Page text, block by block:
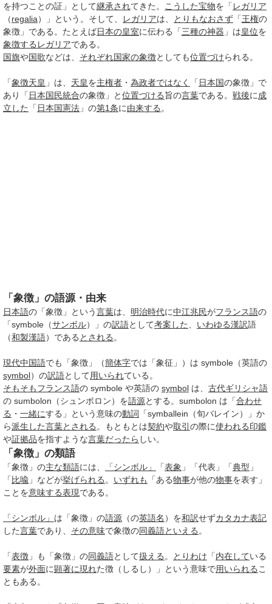
を持つことの証」として継承されてきた。 こうした宝物を「 レガリア
（regalia）」という。そして、 レガリアは、 とりもなおさず 「王権の
象徴」である。たとえば日本の皇室に伝わる「三種の神器 」は皇位を
象徴する レガリアである。
国旗や国歌などは、 それぞれ国家の象徴としても位置づけられる。
「象徴天皇 」は、 天皇を主権者 ・ 為政者ではなく 「 日本国の象徴」で
あり「 日本国民統合の象徴」と位置づける 旨の言葉である。 戦後に成
立した
「 日本国憲法 」の第1条に由来する 。
「象徴」の語源・由来
日本語の「象徴」という言葉は、 明治時代に中江兆民がフランス語の
「symbole（サンボル）」の訳語として考案した いわゆる漢訳語
（和製漢語）である とされる 。
現代中国語でも「象徴」（簡体字では「象征」）は symbole（英語の
symbol）の訳語として用いられている。
そもそもフランス語の symbole や英語の symbol は、 古代ギリシャ語
の sumbolon（シュンボロン）を語源とする。sumbolon は「合わせ
る ・ 一緒にする」という意味の動詞 「symballein（旬バレイン）」か
ら派生した言葉とされる 。もともとは契約や取引 の際に使われる印鑑
や証拠品を指すような言葉だったら しい。
「象徴」の類語
「象徴」の主な類語には、 「シンボル」 「表象 」「代表」「典型 」
「 比喩 」などが挙げられる 。 いずれも 「ある物事が他の物事を表す」
ことを意味する表現である。
「シンボル」 は「象徴」の語源 （の英語名 ）を和訳せずカタカナ表記
した言葉であり、 その意味で象徴の同義語といえる 。
「表徴 」も「象徴」の同義語として扱える 。 とりわけ 「内在している
要素が外面に顕著に現れた徴（しるし）」という意味で用いられる こ
ともある。